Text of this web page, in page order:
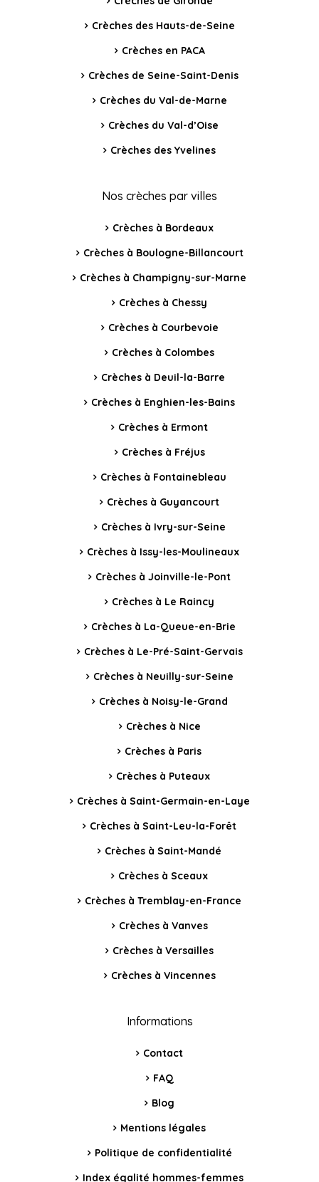
Crèches des Hauts-de-Seine
Crèches en PACA
Crèches de Seine-Saint-Denis
Crèches du Val-de-Marne
Crèches du Val-d’Oise
Crèches des Yvelines
Nos crèches par villes
Crèches à Bordeaux
Crèches à Boulogne-Billancourt
Crèches à Champigny-sur-Marne
Crèches à Chessy
Crèches à Courbevoie
Crèches à Colombes
Crèches à Deuil-la-Barre
Crèches à Enghien-les-Bains
Crèches à Ermont
Crèches à Fréjus
Crèches à Fontainebleau
Crèches à Guyancourt
Crèches à Ivry-sur-Seine
Crèches à Issy-les-Moulineaux
Crèches à Joinville-le-Pont
Crèches à Le Raincy
Crèches à La-Queue-en-Brie
Crèches à Le-Pré-Saint-Gervais
Crèches à Neuilly-sur-Seine
Crèches à Noisy-le-Grand
Crèches à Nice
Crèches à Paris
Crèches à Puteaux
Crèches à Saint-Germain-en-Laye
Crèches à Saint-Leu-la-Forêt
Crèches à Saint-Mandé
Crèches à Sceaux
Crèches à Tremblay-en-France
Crèches à Vanves
Crèches à Versailles
Crèches à Vincennes
Informations
Contact
FAQ
Blog
Mentions légales
Politique de confidentialité
Index égalité hommes-femmes